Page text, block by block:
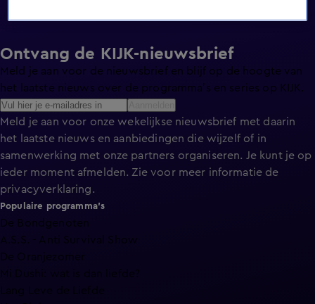
Ontvang de KIJK-nieuwsbrief
Meld je aan voor de nieuwsbrief en blijf op de hoogte van
het laatste nieuws over de programma’s en series op KIJK.
Meld je aan voor onze wekelijkse nieuwsbrief met daarin
het laatste nieuws en aanbiedingen die wijzelf of in
samenwerking met onze partners organiseren. Je kunt je op
ieder moment afmelden. Zie voor meer informatie de
privacyverklaring.
Populaire programma's
De Bondgenoten
A.S.S. - Anti Survival Show
De Oranjezomer
Mi Dushi: wat is dan liefde?
Lang Leve de Liefde